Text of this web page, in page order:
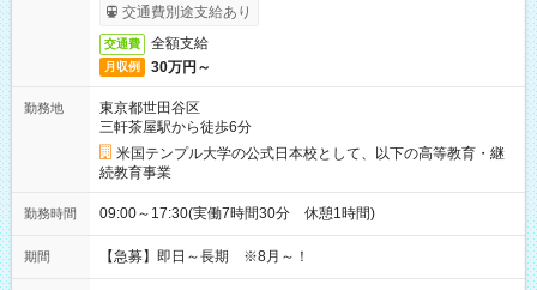
交通費別途支給あり
交通費 全額支給
月収例 30万円～
勤務地
東京都世田谷区
三軒茶屋駅から徒歩6分
米国テンプル大学の公式日本校として、以下の高等教育・継
続教育事業
勤務時間 09:00～17:30(実働7時間30分 休憩1時間)
期間 【急募】即日～長期 ※8月～！